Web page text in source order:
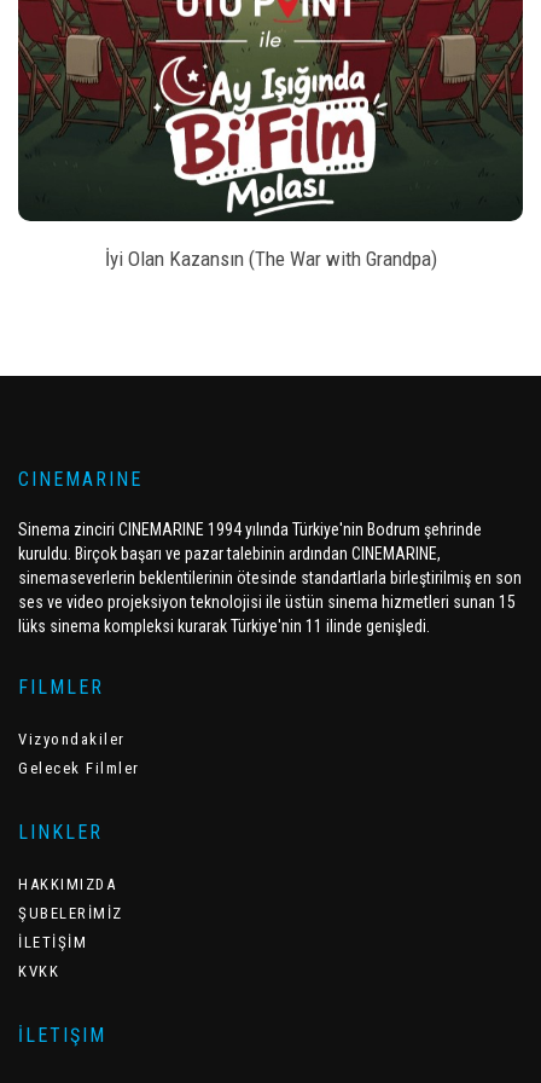
style BILET SATIN AL
İyi Olan Kazansın (The War with Grandpa)
CINEMARINE
Sinema zinciri CINEMARINE 1994 yılında Türkiye'nin Bodrum şehrinde
kuruldu. Birçok başarı ve pazar talebinin ardından CINEMARINE,
sinemaseverlerin beklentilerinin ötesinde standartlarla birleştirilmiş en son
ses ve video projeksiyon teknolojisi ile üstün sinema hizmetleri sunan 15
lüks sinema kompleksi kurarak Türkiye'nin 11 ilinde genişledi.
FILMLER
Vizyondakiler
Gelecek Filmler
LINKLER
HAKKIMIZDA
ŞUBELERİMİZ
İLETİŞİM
KVKK
İLETIŞIM